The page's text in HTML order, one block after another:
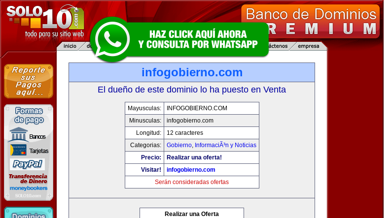
infogobierno.com
El dueño de este dominio lo ha puesto en Venta
Mayusculas:
INFOGOBIERNO.COM
Minusculas:
infogobierno.com
Longitud:
12 caracteres
Categorias:
Gobierno, InformaciÃ³n y Noticias
Precio:
Realizar una oferta!
Visitar!
infogobierno.com
Serán consideradas ofertas
Realizar una Oferta